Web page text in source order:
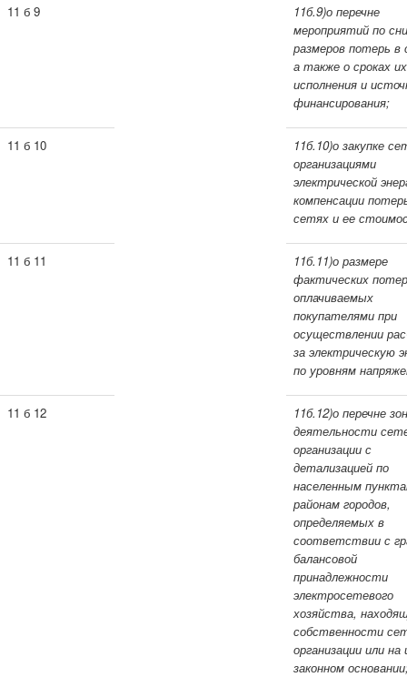
11 б 9
11б.9)о перечне
мероприятий по
размеров потерь в
а также о сроках их
исполнения и
финансирования;
11 б 10
11б.10)о закупке
организациями
электрической
компенсации
сетях и ее
11 б 11
11б.11)о размере
фактических
оплачиваемых
покупателями при
осуществлении
за электрическую
по уровням
11 б 12
11б.12)о перечне зон
деятельности
организации с
детализацией по
населенным
районам городов,
определяемых в
соответствии с
балансовой
принадлежности
электросетевого
хозяйства,
собственности
организации или на
законном